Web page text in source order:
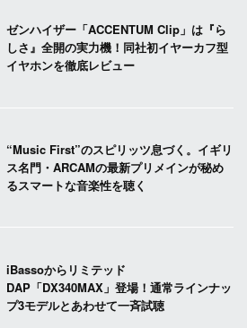
ゼンハイザー「ACCENTUM Clip」は『ら
しさ』全開の実力機！同社初イヤーカフ型
イヤホンを徹底レビュー
“Music First”のスピリッツ息づく。イギリ
ス名門・ARCAMの最新プリメインが秘め
るスマートな音楽性を聴く
iBassoからリミテッド
DAP「DX340MAX」登場！通常ラインナッ
プ3モデルとあわせて一斉試聴